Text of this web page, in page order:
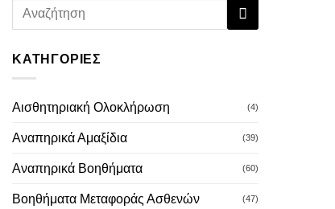
Αναζήτηση
ΚΑΤΗΓΟΡΊΕΣ
Αισθητηριακή Ολοκλήρωση (4)
Αναπηρικά Αμαξίδια (39)
Αναπηρικά Βοηθήματα (60)
Βοηθήματα Μεταφοράς Ασθενών (47)